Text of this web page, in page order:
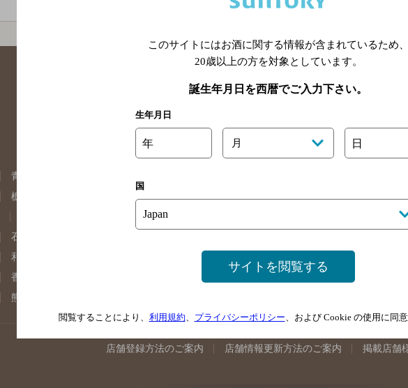
青森県のバー検索
栃木県のバー検索
埼玉県のバー検索
石川県のバー検索
和歌山県のバー検索 山口県のバー検索
香川県のバー検索
熊本県のバー検索
店舗登録方法のご案内 店舗情報更新方法のご案内 掲載店舗
このサイトにはお酒に関する情報が含まれているため、
20歳以上の方を対象としています。
誕生年月日を西暦でご入力下さい。
生年月日
年 月 日
国
サイトを閲覧する
閲覧することにより、 利用規約、 プライバシーポリシー、および Cookie の使用に同